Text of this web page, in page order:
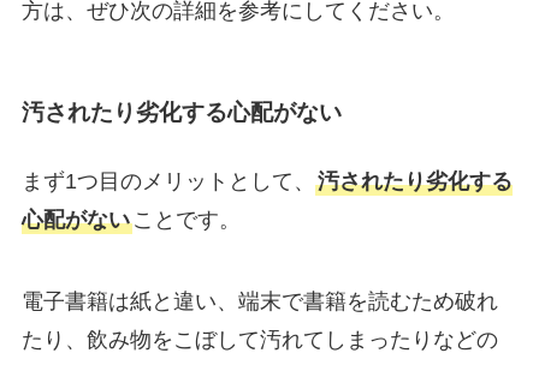
方は、ぜひ次の詳細を参考にしてください。
汚されたり劣化する心配がない
まず1つ目のメリットとして、 汚されたり劣化する
心配がないことです。
電子書籍は紙と違い、端末で書籍を読むため破れ
たり、飲み物をこぼして汚れてしまったりなどの